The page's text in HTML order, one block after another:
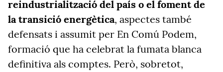
reindustrialització del país o el foment de
la transició energètica, aspectes també
defensats i assumit per En Comú Podem,
formació que ha celebrat la fumata blanca
definitiva als comptes. Però, sobretot,